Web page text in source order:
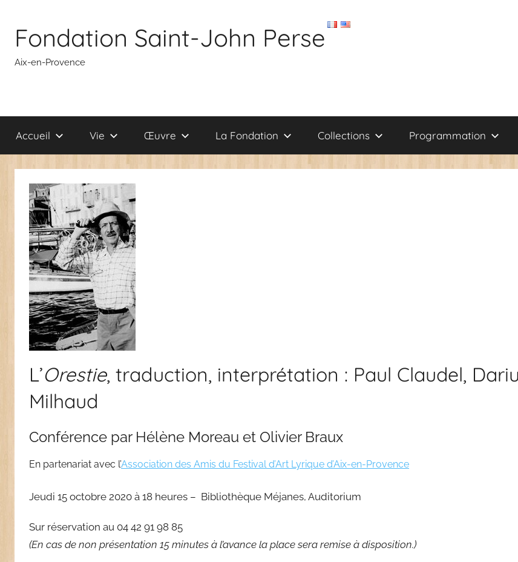
contenu
Fondation Saint-John Perse
Aix-en-Provence
Accueil Vie Œuvre La Fondation Collections Programmation
L’Orestie, traduction, interprétation : Paul Claudel,
Milhaud
Conférence par Hélène Moreau et Olivier Braux
En partenariat avec l’Association des Amis du Festival d’Art Lyrique d’Aix-en-Provence
Jeudi 15 octobre 2020 à 18 heures – Bibliothèque Méjanes, Auditorium
Sur réservation au 04 42 91 98 85
(En cas de non présentation 15 minutes à l’avance la place sera remise à disposition.)